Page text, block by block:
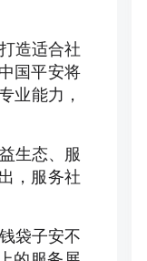
造适合社
国平安将
业能力，
生态、服
，服务社
袋子安不